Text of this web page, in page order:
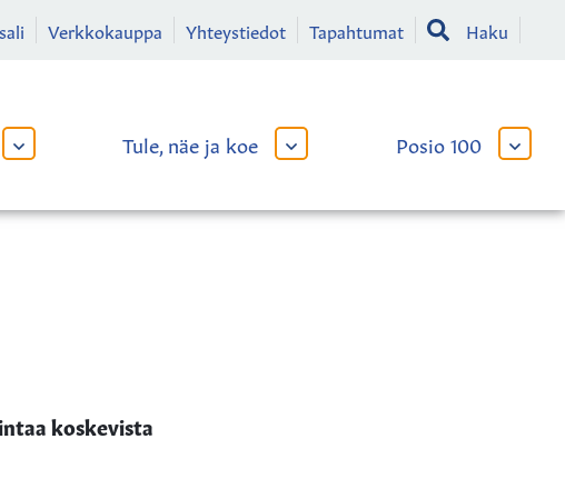
Verkkokauppa Yhteystiedot Tapahtumat Haku
AVAA
ALAVALIKKO
Tule, näe ja koe
AVAA
ALAVALIKKO
Posio 100
AVAA
koskevista